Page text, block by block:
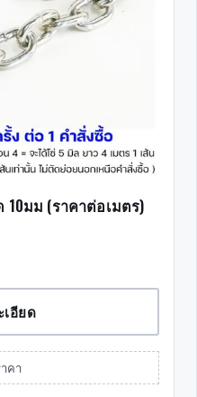
10มม (ราคาต่อเมตร)
เอียด
คา